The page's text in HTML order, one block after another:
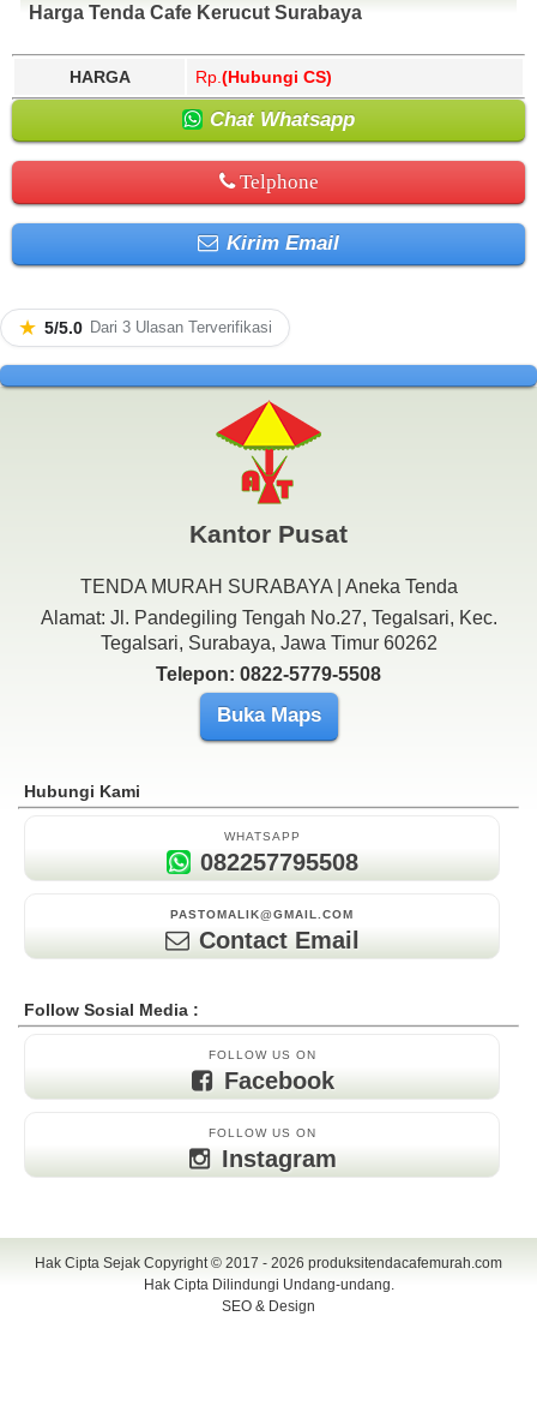
Harga Tenda Cafe Kerucut Surabaya
HARGA Rp. (Hubungi CS)
Chat Whatsapp
Telphone
Kirim Email
★ 5/5.0 Dari 3 Ulasan Terverifikasi
Kantor Pusat
TENDA MURAH SURABAYA | Aneka Tenda
Alamat: Jl. Pandegiling Tengah No.27, Tegalsari, Kec.
Tegalsari, Surabaya, Jawa Timur 60262
Telepon: 0822-5779-5508
Buka Maps
Hubungi Kami
WHATSAPP
082257795508
PASTOMALIK@GMAIL.COM
Contact Email
Follow Sosial Media :
FOLLOW US ON
Facebook
FOLLOW US ON
Instagram
Hak Cipta Sejak Copyright © 2017 - 2026 produksitendacafemurah.com
Hak Cipta Dilindungi Undang-undang.
SEO & Design